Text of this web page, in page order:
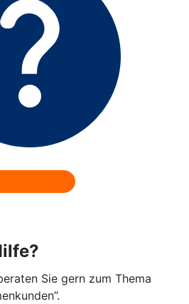
Sie gern zum Thema